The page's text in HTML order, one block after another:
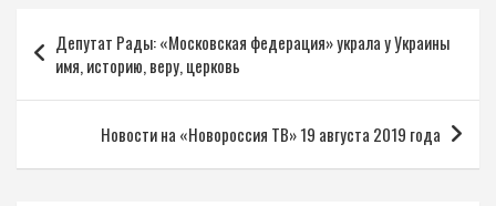
по
записям
Депутат Рады: «Московская федерация» украла у Украины
имя, историю, веру, церковь
Новости на «Новороссия ТВ» 19 августа 2019 года